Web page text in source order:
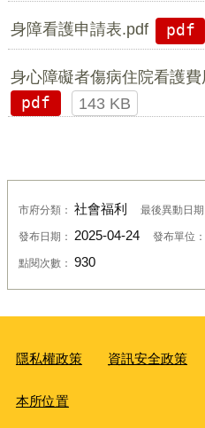
身障看護申請表.pdf pdf
身心障礙者傷病住院看護
pdf
143 KB
市府分類： 社會福利 最後異動日期
發布日期： 2025-04-24 發布單位：
點閱次數： 930
隱私權政策 資訊安全政策
本所位置